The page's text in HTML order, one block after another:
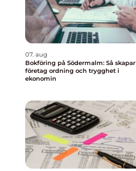
07. aug
Bokföring på Södermalm: Så skapar
företag ordning och trygghet i
ekonomin